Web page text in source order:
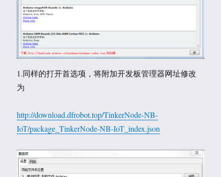
1.同样的打开首选项，将附加开发板管理器网址修改
为
http://download.dfrobot.top/TinkerNode-NB-
IoT/package_TinkerNode-NB-IoT_index.json